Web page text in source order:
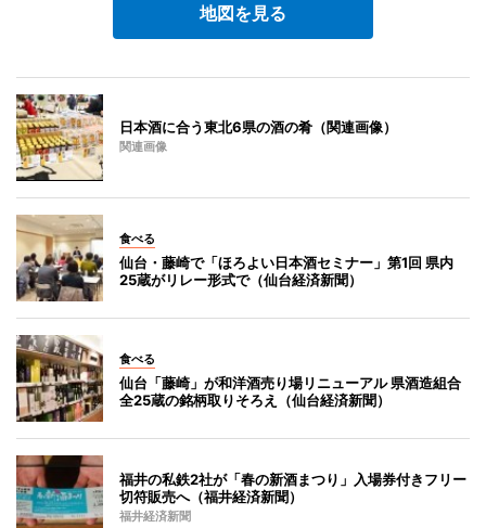
地図を見る
日本酒に合う東北6県の酒の肴（関連画像）
関連画像
食べる
仙台・藤崎で「ほろよい日本酒セミナー」第1回 県内
25蔵がリレー形式で（仙台経済新聞）
食べる
仙台「藤崎」が和洋酒売り場リニューアル 県酒造組合
全25蔵の銘柄取りそろえ（仙台経済新聞）
福井の私鉄2社が「春の新酒まつり」入場券付きフリー
切符販売へ（福井経済新聞）
福井経済新聞